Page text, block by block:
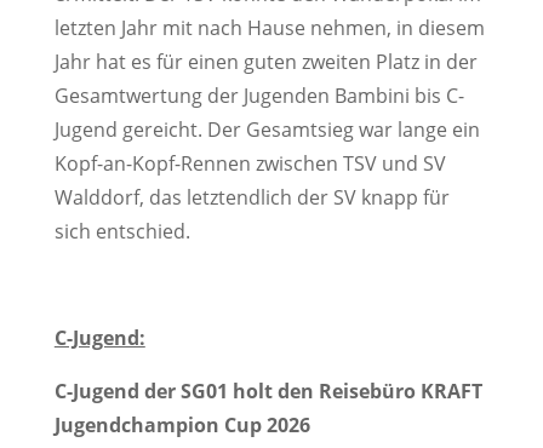
letzten Jahr mit nach Hause nehmen, in diesem
Jahr hat es für einen guten zweiten Platz in der
Gesamtwertung der Jugenden Bambini bis C-
Jugend gereicht. Der Gesamtsieg war lange ein
Kopf-an-Kopf-Rennen zwischen TSV und SV
Walddorf, das letztendlich der SV knapp für
sich entschied.
C-Jugend:
C-Jugend der SG01 holt den Reisebüro KRAFT
Jugendchampion Cup 2026